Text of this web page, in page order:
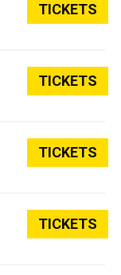
TICKETS
TICKETS
TICKETS
TICKETS